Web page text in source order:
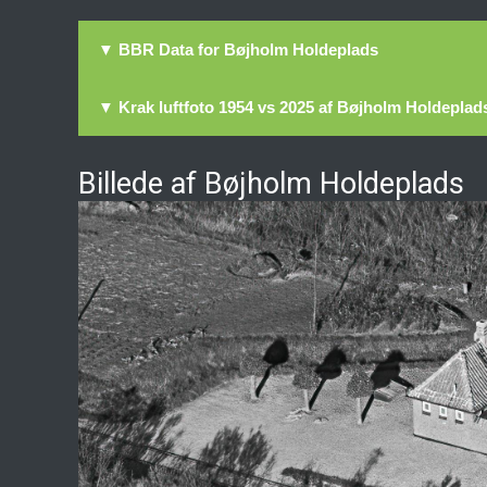
▼ BBR Data for Bøjholm Holdeplads
▼ Krak luftfoto 1954 vs 2025 af Bøjholm
Billede af Bøjholm Holdeplads